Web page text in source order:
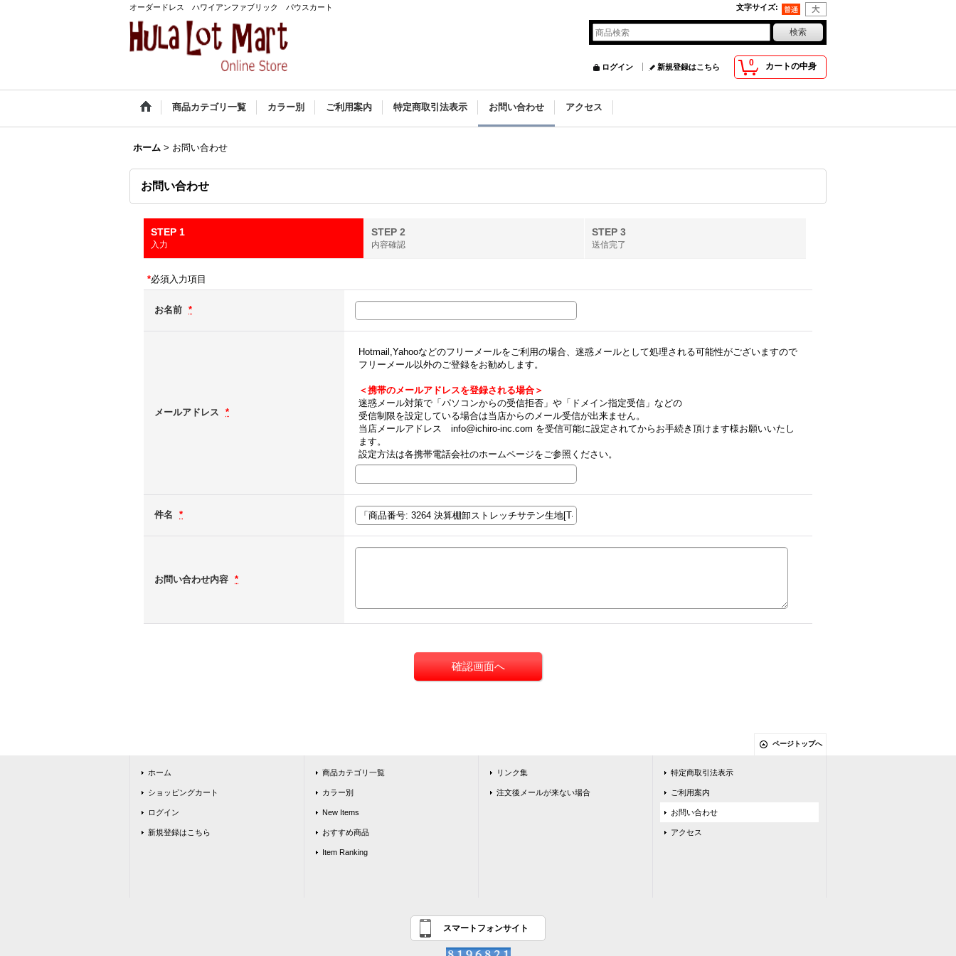
オーダードレス ハワイアンファブリック パウスカート 文字サイズ:
0 カートの中身
ログイン 新規登録はこちら
商品カテゴリ一覧 カラー別 ご利用案内 特定商取引法表示 お問い合わせ アクセス
ホーム > お問い合わせ
お問い合わせ
STEP 1
入力
STEP 2
内容確認
STEP 3
送信完了
*必須入力項目
お名前 *
メールアドレス *
Hotmail,Yahooなどのフリーメールをご利用の場合、迷惑メールとして処理される可能性がございますので
フリーメール以外のご登録をお勧めします。
＜携帯のメールアドレスを登録される場合＞
迷惑メール対策で「パソコンからの受信拒否」や「ドメイン指定受信」などの
受信制限を設定している場合は当店からのメール受信が出来ません。
当店メールアドレス info@ichiro-inc.com を受信可能に設定されてからお手続き頂けます様お願いいたし
ます。
設定方法は各携帯電話会社のホームページをご参照ください。
件名 *
お問い合わせ内容 *
ページトップへ
ホーム
ショッピングカート
ログイン
新規登録はこちら
商品カテゴリ一覧
カラー別
New Items
おすすめ商品
Item Ranking
リンク集
注文後メールが来ない場合
特定商取引法表示
ご利用案内
お問い合わせ
アクセス
スマートフォンサイト